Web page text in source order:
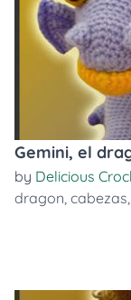
Gemini, el
by Delicious
dragon, cabezas,